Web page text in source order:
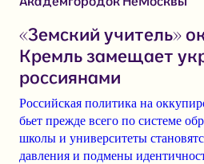
«Земский учитель»
Кремль замещает
россиянами
Российская политика на
бьет прежде всего по системе
школы и университеты
давления и подмены